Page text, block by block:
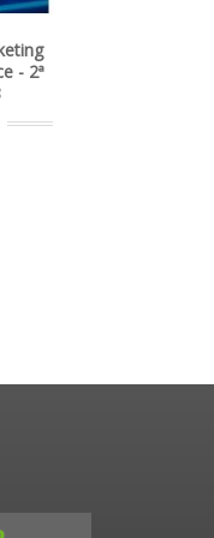
- 1ª